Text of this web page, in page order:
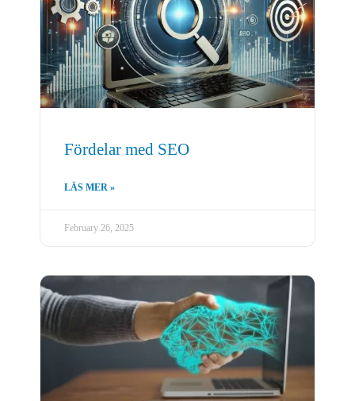
Fördelar med SEO
LÄS MER »
February 26, 2025